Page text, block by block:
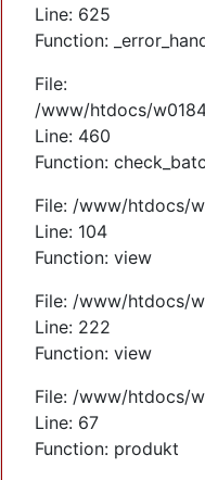
Line: 625
Function:
File:
/www/htdocs/
Line: 460
Function:
File: /www/htdocs/
Line: 104
Function: view
File: /www/htdocs/
Line: 222
Function: view
File: /www/htdocs/
Line: 67
Function: produkt